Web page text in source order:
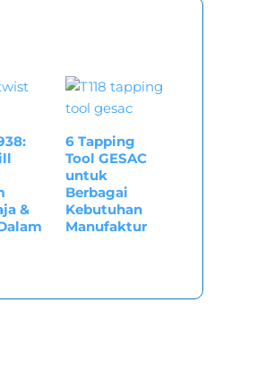
&
6 Tapping
Tool GESAC
untuk
Berbagai
Kebutuhan
Manufaktur